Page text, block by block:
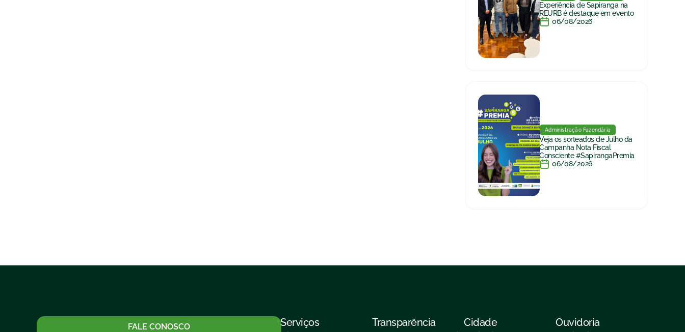
Experiência de Sapiranga na
REURB é destaque em evento
06/08/2026
Administração Fazendária
Veja os sorteados de Julho da
Campanha Nota Fiscal
Consciente #SapirangaPremia
06/08/2026
FALE CONOSCO Serviços Transparência Cidade Ouvidoria